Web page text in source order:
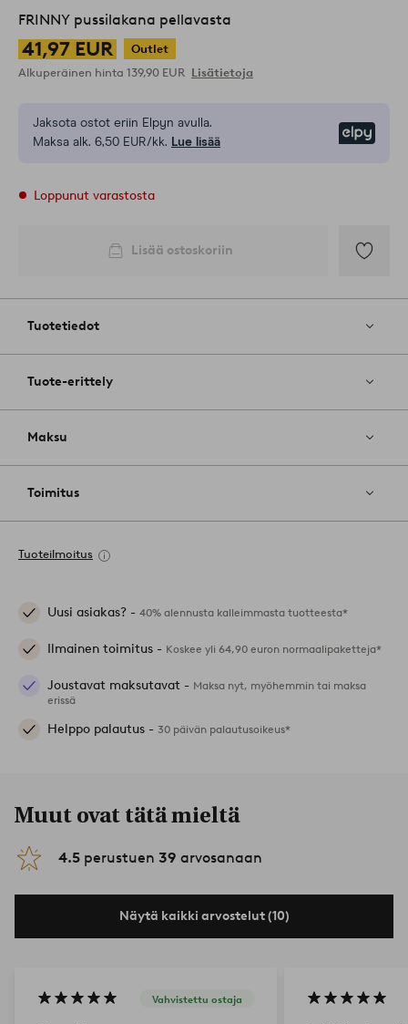
FRINNY pussilakana pellavasta
41,97 EUR
Outlet
Alkuperäinen hinta 139,90 EUR Lisätietoja
Jaksota ostot eriin Elpyn avulla.
Maksa alk. 6,50 EUR/kk. Lue lisää
Loppunut varastosta
Lisää ostoskoriin
Tuotetiedot
Tuote-erittely
Maksu
Toimitus
Tuoteilmoitus
Uusi asiakas? - 40% alennusta kalleimmasta tuotteesta*
Ilmainen toimitus - Koskee yli 64,90 euron normaalipaketteja*
Joustavat maksutavat - Maksa nyt, myöhemmin tai maksa
erissä
Helppo palautus - 30 päivän palautusoikeus*
Muut ovat tätä mieltä
4.5 perustuen 39 arvosanaan
Näytä kaikki arvostelut (10)
Vahvistettu ostaja